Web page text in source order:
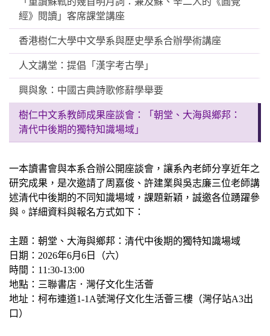
經》閱讀」客席課堂講座
香港樹仁大學中文學系與歷史學系合辦學術講座
人文講堂：提倡「漢字考古學」
興與象：中國古典詩歌修辭學舉要
樹仁中文系教師成果座談會：「朝堂、大海與鄉邦：
清代中後期的獨特知識場域」
一本讀書會與本系合辦公開座談會，讓系內老師分享近年之
研究成果，是次邀請了周嘉俊、許建業與吳志廉三位老師講
述清代中後期的不同知識場域，課題新穎，誠邀各位踴躍參
與。詳細資料與報名方式如下：
主題：朝堂、大海與鄉邦：清代中後期的獨特知識場域
日期： 2026年6月 6 日（六）
時間： 11:30-13:00
地點：三聯書店．灣仔文化生活薈
地址：柯布連道1-1A號灣仔文化生活薈三樓（灣仔站A3出
口）